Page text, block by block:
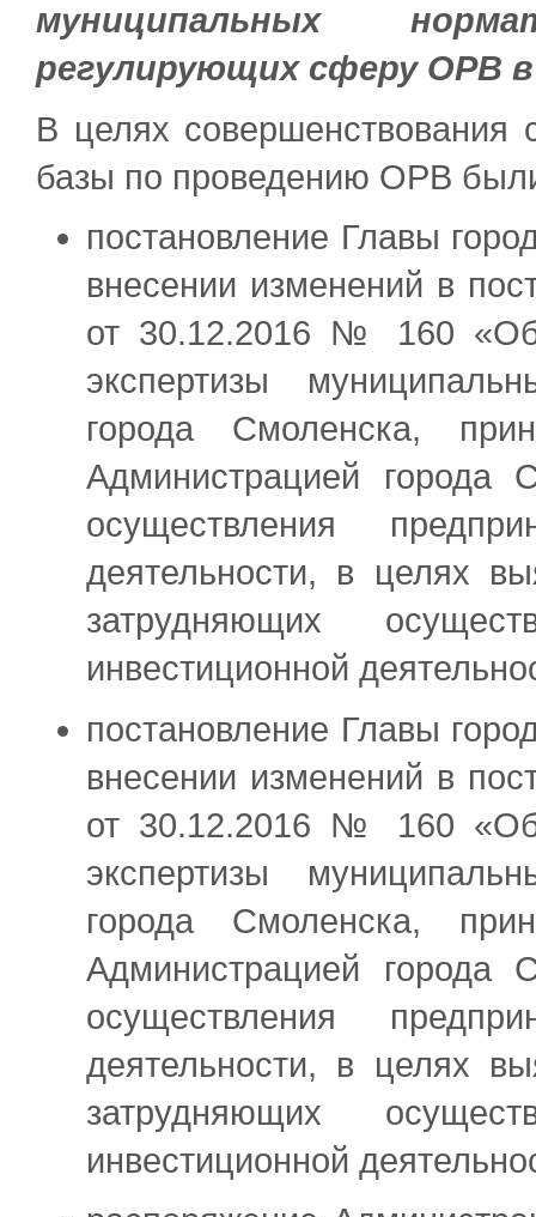
муниципальных
регулирующих сферу ОРВ
В целях совершенствования
базы по проведению ОРВ
постановление Главы
внесении изменений в
от 30.12.2016 № 160 «Об
экспертизы
города Смоленска,
Администрацией города
осуществления
деятельности, в целях
затрудняющих
инвестиционной
постановление Главы
внесении изменений в
от 30.12.2016 № 160 «Об
экспертизы
города Смоленска,
Администрацией города
осуществления
деятельности, в целях
затрудняющих
инвестиционной